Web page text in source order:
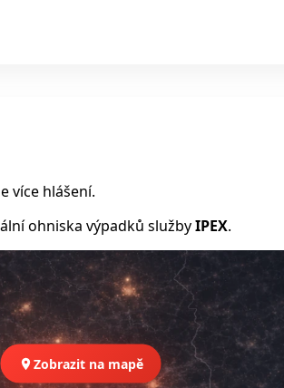
více hlášení.
ohniska výpadků službyIPEX.
Zobrazit na mapě